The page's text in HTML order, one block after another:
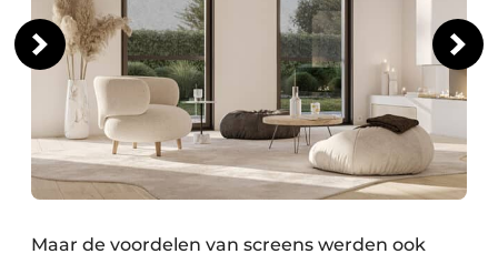
Maar de voordelen van screens werden ook